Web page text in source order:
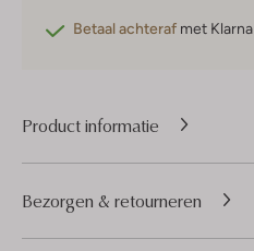
Betaal achteraf met Klarna
Product informatie
Bezorgen & retourneren